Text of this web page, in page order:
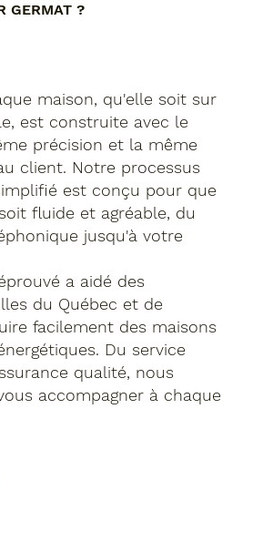
GERMAT ?
maison, qu'elle soit sur
est construite avec le
précision et la même
client. Notre processus
est conçu pour que
fluide et agréable, du
jusqu'à votre
a aidé des
du Québec et de
facilement des maisons
Du service
qualité, nous
accompagner à chaque